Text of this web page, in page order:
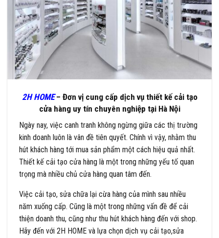
2H HOME– Đơn vị cung cấp dịch vụ thiết kế cải tạo
cửa hàng uy tín chuyên nghiệp tại Hà Nội
Ngày nay, việc canh tranh không ngừng giữa các thị trường
kinh doanh luôn là vân đề tiên quyết. Chính vì vậy, nhằm thu
hút khách hàng tới mua sản phẩm một cách hiệu quả nhất.
Thiết kế cải tạo cửa hàng là một trong những yếu tố quan
trọng mà nhiều chủ cửa hàng quan tâm đến.
Việc cải tạo, sửa chữa lại cừa hàng của mình sau nhiều
năm xuống cấp. Cũng là một trong những vấn đề để cải
thiện doanh thu, cũng như thu hút khách hàng đến với shop.
Hãy đến với 2H HOME và lựa chọn dịch vụ cải tạo,sửa